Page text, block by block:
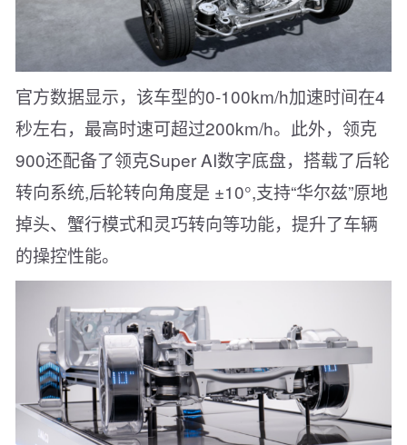
官方数据显示，该车型的0-100km/h加速时间在4
秒左右，最高时速可超过200km/h。此外，领克
900还配备了领克Super AI数字底盘，搭载了后轮
转向系统,后轮转向角度是 ±10°,支持“华尔兹”原地
掉头、蟹行模式和灵巧转向等功能，提升了车辆
的操控性能。